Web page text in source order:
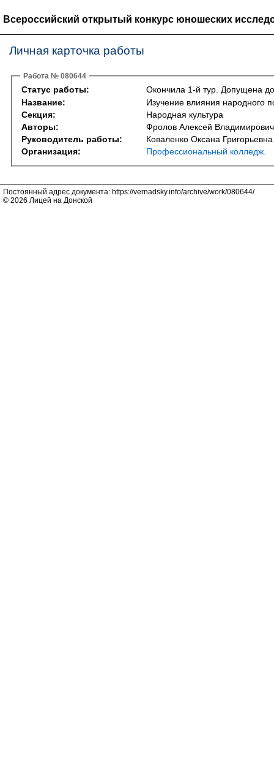
Всероссийский открытый конкурс юношеских
Личная карточка работы
Работа № 080644
Статус работы:
Окончила 1-й тур. Допущена
Название:
Изучение влияния народного
Секция:
Народная культура
Авторы:
Фролов Алексей Владимирович
Руководитель работы:
Коваленко Оксана Григорьевна
Организация:
Профессиональный колледж.
Постоянный адрес документа: https://vernadsky.info/archive/work/080644/
© 2026 Лицей на Донской